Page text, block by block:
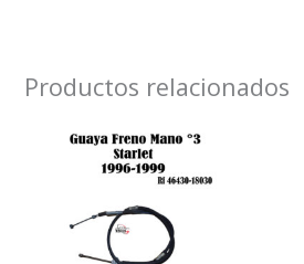
Productos relacionados